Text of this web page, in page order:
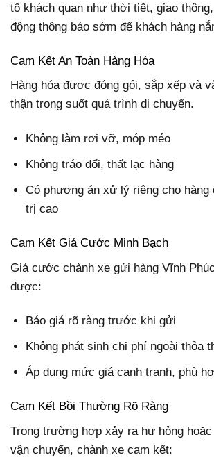
tố khách quan như thời tiết, giao
động thông báo sớm để khách hàng
Cam Kết An Toàn Hàng Hóa
Hàng hóa được đóng gói, sắp xếp và
thận trong suốt quá trình di chuyển.
Không làm rơi vỡ, móp méo
Không tráo đổi, thất lạc hàng
Có phương án xử lý riêng cho hàng
trị cao
Cam Kết Giá Cước Minh Bạch
Giá cước chành xe gửi hàng Vĩnh
được:
Báo giá rõ ràng trước khi gửi
Không phát sinh chi phí ngoài thỏa
Áp dụng mức giá cạnh tranh, phù
Cam Kết Bồi Thường Rõ Ràng
Trong trường hợp xảy ra hư hỏng
vận chuyển, chành xe cam kết: